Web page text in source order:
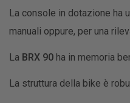
La console in dotazione ha
manuali oppure, per una
La BRX 90 ha in memoria
La struttura della bike è